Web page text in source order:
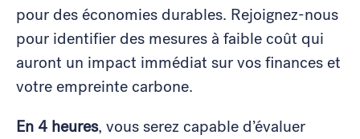
pour des économies durables. Rejoignez-nous
pour identifier des mesures à faible coût qui
auront un impact immédiat sur vos finances et
votre empreinte carbone.
En 4 heures, vous serez capable d’évaluer